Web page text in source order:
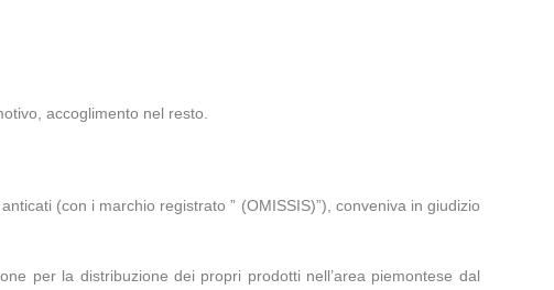
accoglimento nel resto.
(con i marchio registrato ” (OMISSIS)”), conveniva in giudizio
per la distribuzione dei propri prodotti nell’area piemontese dal